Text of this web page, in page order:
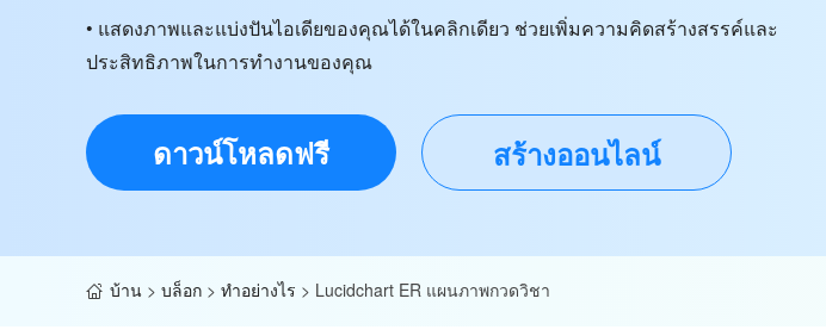
• แสดงภาพและแบ่งปันไอเดียของคุณได้ในคลิกเดียว ช่วยเพิ่มความคิดสร้างสรรค์และ
ประสิทธิภาพในการทำงานของคุณ
ดาวน์โหลดฟรี สร้างออนไลน์
บ้าน > บล็อก > ทำอย่างไร > Lucidchart ER แผนภาพกวดวิชา